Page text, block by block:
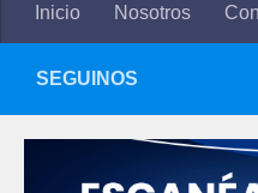
Inicio Nosotros
SEGUINOS